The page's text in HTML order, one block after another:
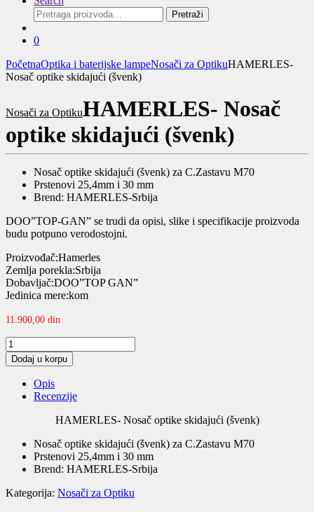
Pretraga
za:
Pretraži
0
PočetnaOptika i baterijske lampeNosači za OptikuHAMERLES-
Nosač optike skidajući (švenk)
Nosači za OptikuHAMERLES- Nosač
optike skidajući (švenk)
Nosač optike skidajući (švenk) za C.Zastavu M70
Prstenovi 25,4mm i 30 mm
Brend: HAMERLES-Srbija
DOO”TOP-GAN” se trudi da opisi, slike i specifikacije proizvoda
budu potpuno verodostojni.
Proizvođač:Hamerles
Zemlja porekla:Srbija
Dobavljač:DOO”TOP GAN”
Jedinica mere:kom
11.900,00 din
HAMERLES-
Nosač
optike
skidajući
(švenk)
quantity
Dodaj u korpu
Opis
Recenzije
HAMERLES- Nosač optike skidajući (švenk)
Nosač optike skidajući (švenk) za C.Zastavu M70
Prstenovi 25,4mm i 30 mm
Brend: HAMERLES-Srbija
Kategorija: Nosači za Optiku